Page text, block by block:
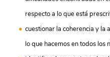
respecto a lo que está
cuestionar la coherencia y la
lo que hacemos en todos los